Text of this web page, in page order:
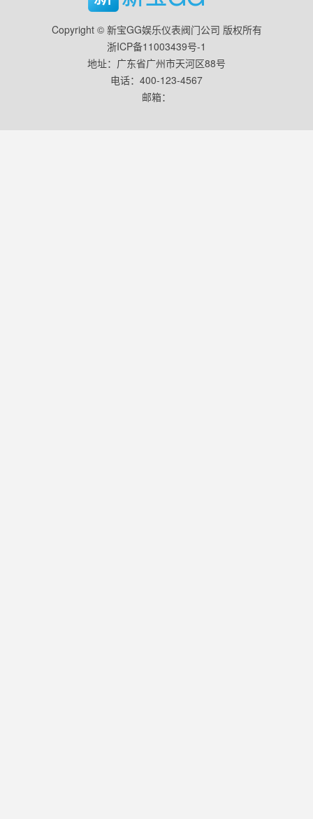
Copyright © 新宝GG娱乐仪表阀门公司 版权所有
浙ICP备11003439号-1
地址：广东省广州市天河区88号
电话：400-123-4567
邮箱：